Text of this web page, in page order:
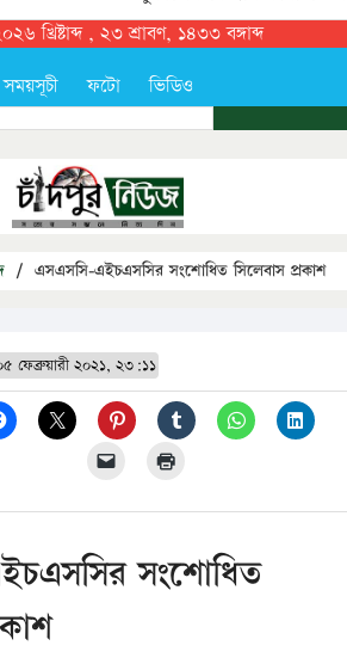
খ্রিষ্টাব্দ , ২৩ শ্রাবণ, ১৪৩৩ বঙ্গাব্দ
ফটো ভিডিও
খুজুন
/ এসএসসি-এইচএসসির সংশোধিত সিলেবাস প্রকাশ
ফেব্রুয়ারী ২০২১, ২৩:১১
সংশোধিত